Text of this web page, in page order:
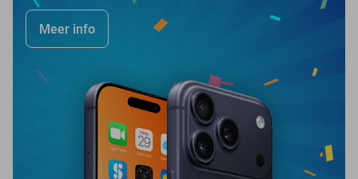
Meer info